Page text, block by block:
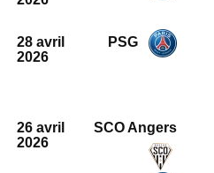
28 avril
2026
PSG
26 avril
2026
SCO Angers